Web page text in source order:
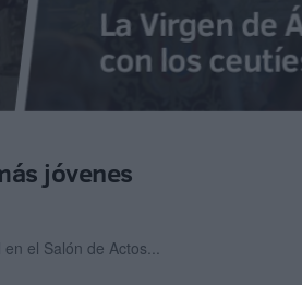
La Virgen de
con los
jóvenes
el Salón de Actos...